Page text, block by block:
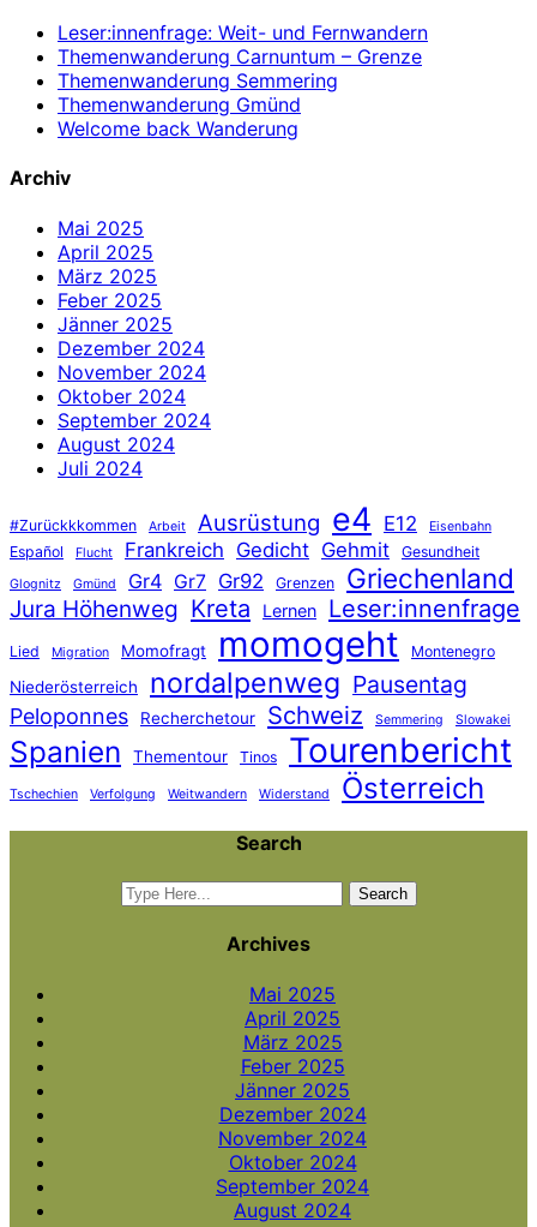
Leser:innenfrage: Weit- und Fernwandern
Themenwanderung Carnuntum – Grenze
Themenwanderung Semmering
Themenwanderung Gmünd
Welcome back Wanderung
Archiv
Mai 2025
April 2025
März 2025
Feber 2025
Jänner 2025
Dezember 2024
November 2024
Oktober 2024
September 2024
August 2024
Juli 2024
#Zurückkkommen Arbeit Ausrüstung e4 E12 Eisenbahn
Español Flucht Frankreich Gedicht Gehmit Gesundheit
Glognitz Gmünd Gr4 Gr7 Gr92 Grenzen Griechenland
Jura Höhenweg Kreta Lernen Leser:innenfrage
Lied Migration Momofragt momogeht Montenegro
Niederösterreich nordalpenweg Pausentag
Peloponnes Recherchetour Schweiz Semmering Slowakei
Spanien Thementour Tinos Tourenbericht
Tschechien Verfolgung Weitwandern Widerstand Österreich
Search
Archives
Mai 2025
April 2025
März 2025
Feber 2025
Jänner 2025
Dezember 2024
November 2024
Oktober 2024
September 2024
August 2024